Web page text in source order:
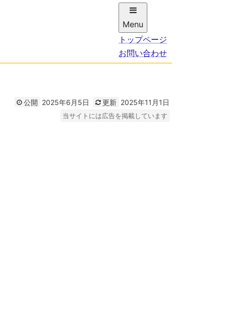
Menu
トップページ
お問い合わせ
公開 2025年6月5日 更新 2025年11月1日
当サイトには広告を掲載しています